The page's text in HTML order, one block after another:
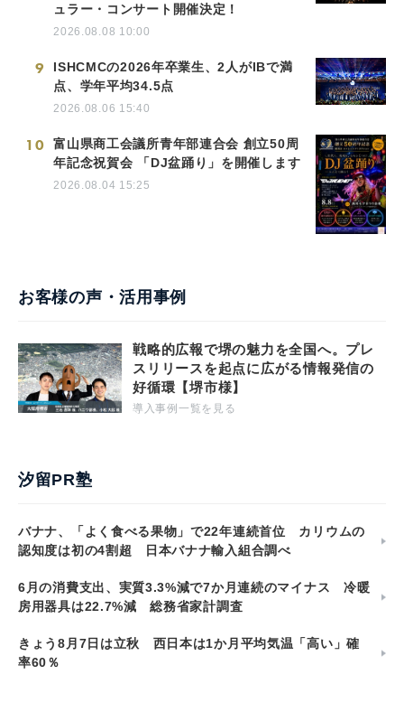
ュラー・コンサート開催決定！
2026.08.08 10:00
9
ISHCMCの2026年卒業生、2人がIBで満
点、学年平均34.5点
2026.08.06 15:40
10
富山県商工会議所青年部連合会 創立50周
年記念祝賀会 「DJ盆踊り」を開催します
2026.08.04 15:25
お客様の声・活用事例
戦略的広報で堺の魅力を全国へ。プレ
スリリースを起点に広がる情報発信の
好循環【堺市様】
導入事例一覧を見る
汐留PR塾
バナナ、「よく食べる果物」で22年連続首位 カリウムの
認知度は初の4割超 日本バナナ輸入組合調べ
6月の消費支出、実質3.3%減で7か月連続のマイナス 冷暖
房用器具は22.7%減 総務省家計調査
きょう8月7日は立秋 西日本は1か月平均気温「高い」確
率60％